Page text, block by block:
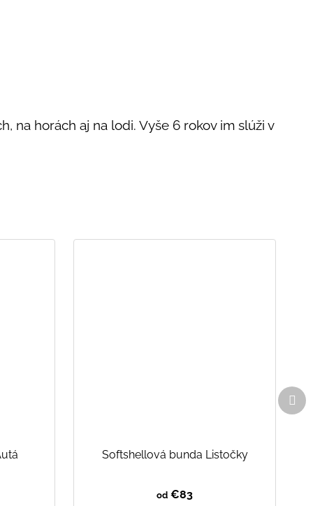
na horách aj na lodi. Vyše 6 rokov im slúži v
Softshellová bunda Listočky
od €83